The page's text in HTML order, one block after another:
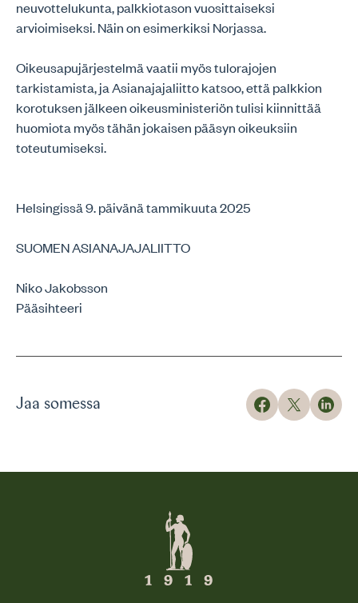
neuvottelukunta, palkkiotason vuosittaiseksi
arvioimiseksi. Näin on esimerkiksi Norjassa.
Oikeusapujärjestelmä vaatii myös tulorajojen
tarkistamista, ja Asianajajaliitto katsoo, että palkkion
korotuksen jälkeen oikeusministeriön tulisi kiinnittää
huomiota myös tähän jokaisen pääsyn oikeuksiin
toteutumiseksi.
Helsingissä 9. päivänä tammikuuta 2025
SUOMEN ASIANAJAJALIITTO
Niko Jakobsson
Pääsihteeri
Jaa somessa